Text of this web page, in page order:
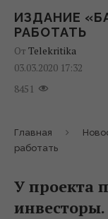
ИЗДАНИЕ
РАБОТАТЬ
От Telekritika
03.03.2020 17:32
8451
Главная
работать
У проекта
инвесторы.